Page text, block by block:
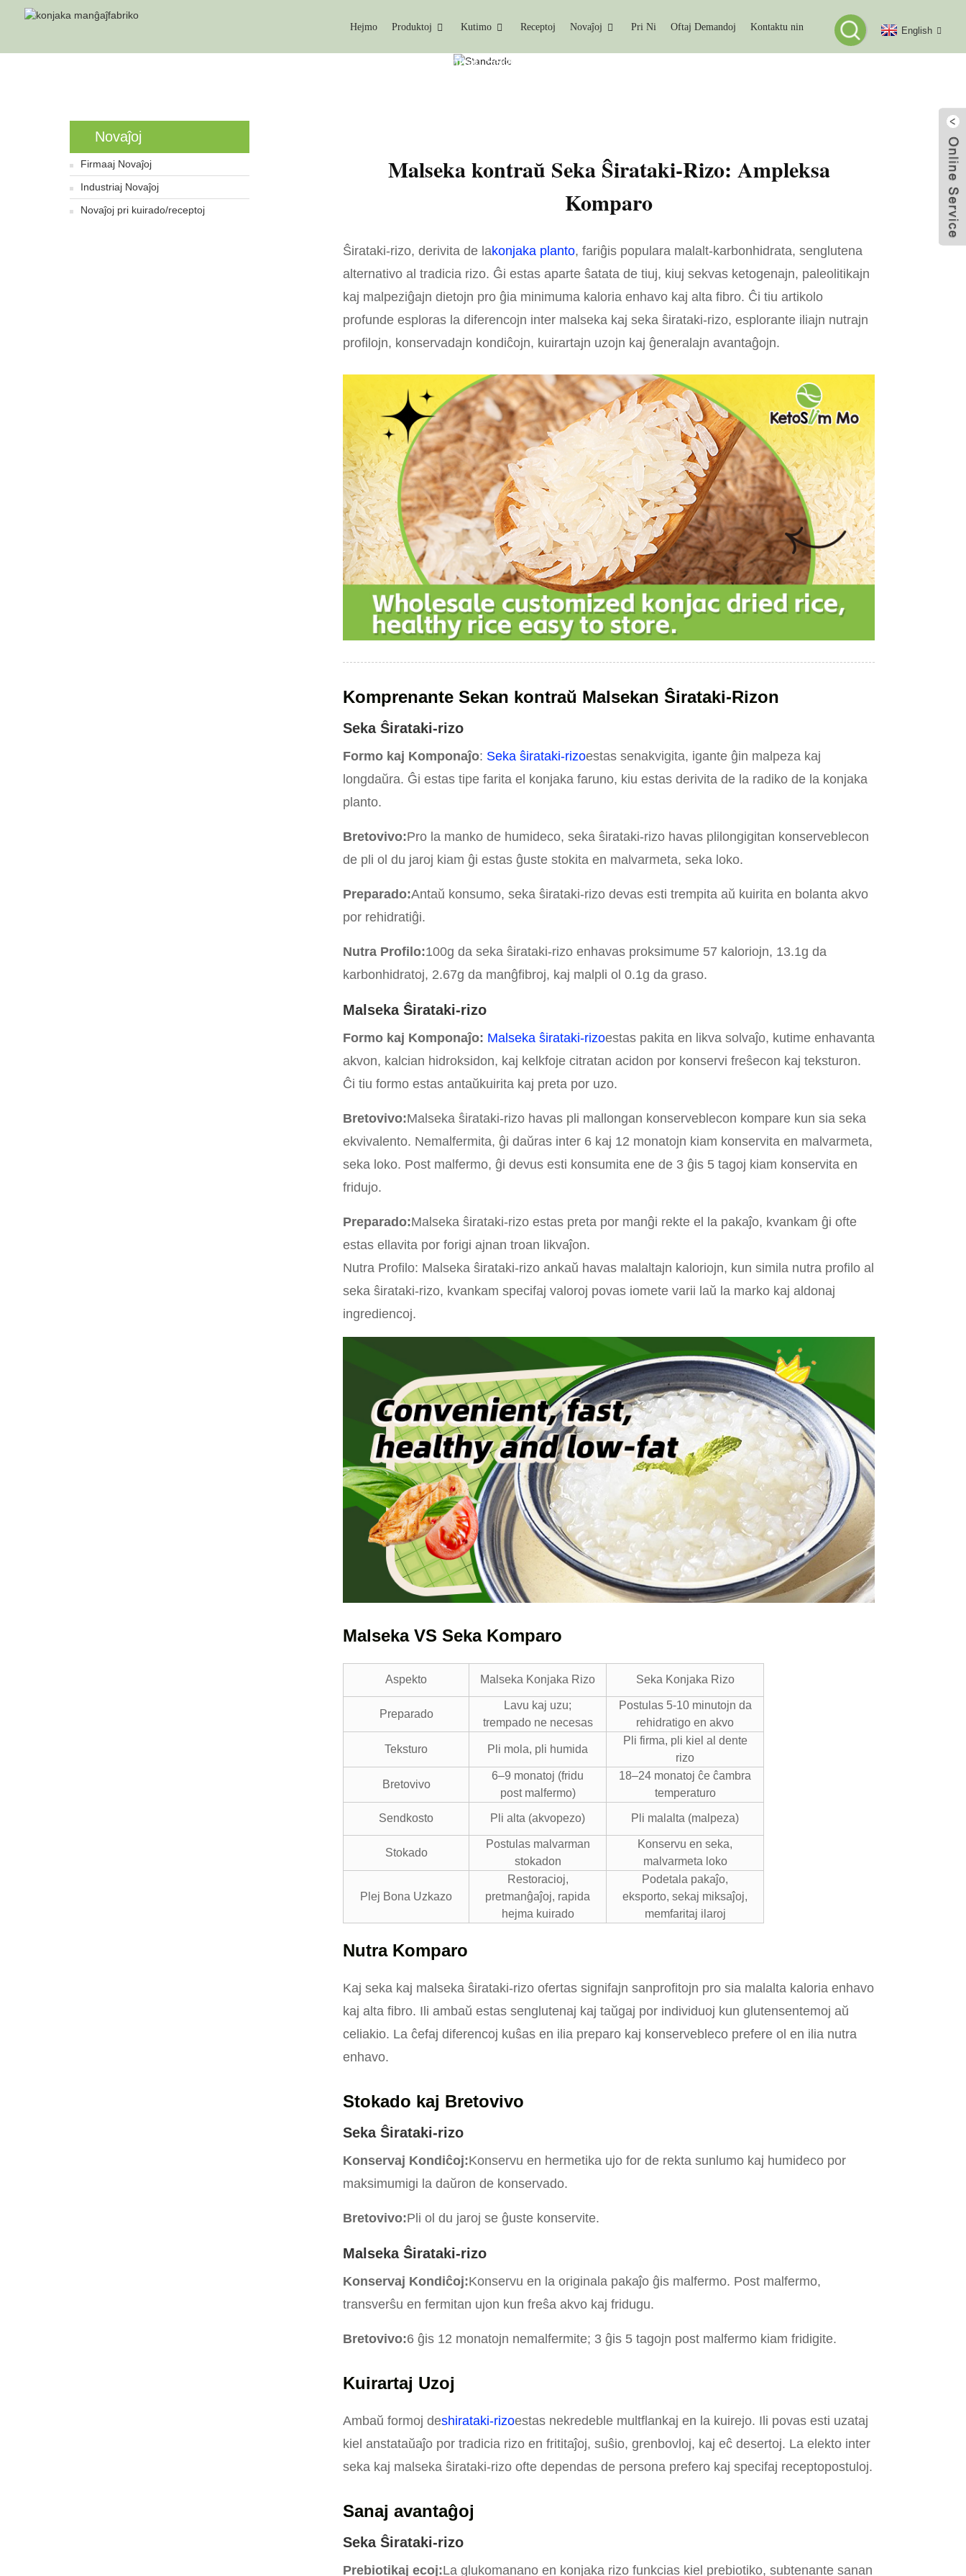
Hejmo Produktoj Kutimo Receptoj Novaĵoj Pri Ni Oftaj Demandoj Kontaktu nin English
Malseka Kontraŭ Seka Ŝirataki-Rizo: Ampleksa Komparo
Novaĵoj
Firmaaj Novaĵoj
Industriaj Novaĵoj
Novaĵoj pri kuirado/receptoj
Malseka kontraŭ Seka Ŝirataki-Rizo: Ampleksa
Komparo
Ŝirataki-rizo, derivita de lakonjaka planto, fariĝis populara malalt-karbonhidrata, senglutena
alternativo al tradicia rizo. Ĝi estas aparte ŝatata de tiuj, kiuj sekvas ketogenajn, paleolitikajn
kaj malpeziĝajn dietojn pro ĝia minimuma kaloria enhavo kaj alta fibro. Ĉi tiu artikolo
profunde esploras la diferencojn inter malseka kaj seka ŝirataki-rizo, esplorante iliajn nutrajn
profilojn, konservadajn kondiĉojn, kuirartajn uzojn kaj ĝeneralajn avantaĝojn.
Komprenante Sekan kontraŭ Malsekan Ŝirataki-Rizon
Seka Ŝirataki-rizo
Formo kaj Komponaĵo: Seka ŝirataki-rizoestas senakvigita, igante ĝin malpeza kaj
longdaŭra. Ĝi estas tipe farita el konjaka faruno, kiu estas derivita de la radiko de la konjaka
planto.
Bretovivo:Pro la manko de humideco, seka ŝirataki-rizo havas plilongigitan konserveblecon
de pli ol du jaroj kiam ĝi estas ĝuste stokita en malvarmeta, seka loko.
Preparado:Antaŭ konsumo, seka ŝirataki-rizo devas esti trempita aŭ kuirita en bolanta akvo
por rehidratiĝi.
Nutra Profilo:100g da seka ŝirataki-rizo enhavas proksimume 57 kaloriojn, 13.1g da
karbonhidratoj, 2.67g da manĝfibroj, kaj malpli ol 0.1g da graso.
Malseka Ŝirataki-rizo
Formo kaj Komponaĵo: Malseka ŝirataki-rizoestas pakita en likva solvaĵo, kutime enhavanta
akvon, kalcian hidroksidon, kaj kelkfoje citratan acidon por konservi freŝecon kaj teksturon.
Ĉi tiu formo estas antaŭkuirita kaj preta por uzo.
Bretovivo:Malseka ŝirataki-rizo havas pli mallongan konserveblecon kompare kun sia seka
ekvivalento. Nemalfermita, ĝi daŭras inter 6 kaj 12 monatojn kiam konservita en malvarmeta,
seka loko. Post malfermo, ĝi devus esti konsumita ene de 3 ĝis 5 tagoj kiam konservita en
fridujo.
Preparado:Malseka ŝirataki-rizo estas preta por manĝi rekte el la pakaĵo, kvankam ĝi ofte
estas ellavita por forigi ajnan troan likvaĵon.
Nutra Profilo: Malseka ŝirataki-rizo ankaŭ havas malaltajn kaloriojn, kun simila nutra profilo al
seka ŝirataki-rizo, kvankam specifaj valoroj povas iomete varii laŭ la marko kaj aldonaj
ingrediencoj.
Malseka VS Seka Komparo
Aspekto Malseka Konjaka Rizo Seka Konjaka Rizo
Preparado
Lavu kaj uzu;
trempado ne necesas
Postulas 5-10 minutojn da
rehidratigo en akvo
Teksturo Pli mola, pli humida
Pli firma, pli kiel al dente
rizo
Bretovivo
6–9 monatoj (fridu
post malfermo)
18–24 monatoj ĉe ĉambra
temperaturo
Sendkosto Pli alta (akvopezo) Pli malalta (malpeza)
Stokado
Postulas malvarman
stokadon
Konservu en seka,
malvarmeta loko
Plej Bona Uzkazo
Restoracioj,
pretmanĝaĵoj, rapida
hejma kuirado
Podetala pakaĵo,
eksporto, sekaj miksaĵoj,
memfaritaj ilaroj
Nutra Komparo
Kaj seka kaj malseka ŝirataki-rizo ofertas signifajn sanprofitojn pro sia malalta kaloria enhavo
kaj alta fibro. Ili ambaŭ estas senglutenaj kaj taŭgaj por individuoj kun glutensentemoj aŭ
celiakio. La ĉefaj diferencoj kuŝas en ilia preparo kaj konservebleco prefere ol en ilia nutra
enhavo.
Stokado kaj Bretovivo
Seka Ŝirataki-rizo
Konservaj Kondiĉoj:Konservu en hermetika ujo for de rekta sunlumo kaj humideco por
maksimumigi la daŭron de konservado.
Bretovivo:Pli ol du jaroj se ĝuste konservite.
Malseka Ŝirataki-rizo
Konservaj Kondiĉoj:Konservu en la originala pakaĵo ĝis malfermo. Post malfermo,
transverŝu en fermitan ujon kun freŝa akvo kaj fridugu.
Bretovivo:6 ĝis 12 monatojn nemalfermite; 3 ĝis 5 tagojn post malfermo kiam fridigite.
Kuirartaj Uzoj
Ambaŭ formoj deshirataki-rizoestas nekredeble multflankaj en la kuirejo. Ili povas esti uzataj
kiel anstataŭaĵo por tradicia rizo en frititaĵoj, suŝio, grenbovloj, kaj eĉ desertoj. La elekto inter
seka kaj malseka ŝirataki-rizo ofte dependas de persona prefero kaj specifaj receptopostuloj.
Sanaj avantaĝoj
Seka Ŝirataki-rizo
Prebiotikaj ecoj:La glukomanano en konjaka rizo funkcias kiel prebiotiko, subtenante sanan